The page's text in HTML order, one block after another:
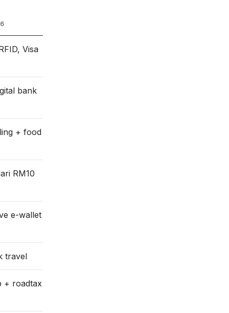
Visa
bank
+ food
RM10
e-wallet
travel
+ roadtax